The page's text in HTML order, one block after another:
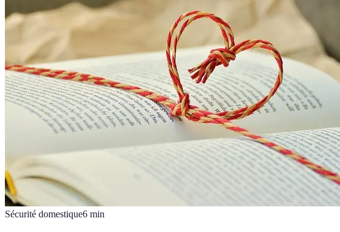
Sécurité domestique6 min